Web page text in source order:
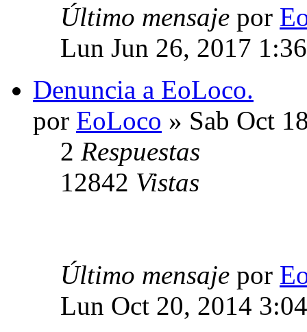
Último mensaje por
Lun Jun 26, 2017
Denuncia a EoLoco.
por EoLoco » Sab Oct
2 Respuestas
12842 Vistas
Último mensaje por
Lun Oct 20, 2014